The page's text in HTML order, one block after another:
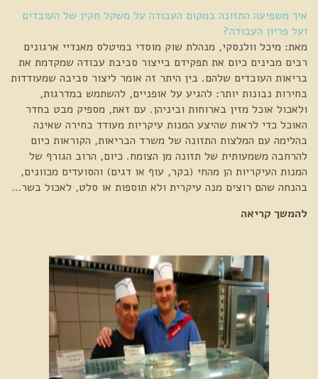
איך משפיעה התזונה במקום העבודה על משקל תקין של העובדים
ועל פריון העבודה?
מאת: מיכל וולנסקי, מנהלת שוק מוסדי במיטלס מאנדיי ארגונים
רבים מבינים כיום את תפקידם בייצור סביבת עבודה שמקדמת את
בריאות העובדים שלהם. בין היתר זה אומר ליצור סביבה שמעודדות
בחירות נבונות יותר: להגיע על אופניים, להשתמש במדרגות,
ולאכול אוכל מזין בארוחות וביניהן. עם זאת, מספיק מבט בחדר
האוכל כדי לראות שהיצע המנות עיקריות מעודד בחירה שאינה
בהלימה עם המלצות התזונה של משרד הבריאות, הקוראות כיום
להרחבה משמעותית של תזונה מן הצומח. כיום, הרוב הגורף של
המנות העיקריות הן מהחי (בקר, עוף או דגים) והסועדים מכוונים,
בהנחה שהם רוצים מנה עיקרית ולא תוספות או סלט, לאכול בשר…
להמשך קריאה